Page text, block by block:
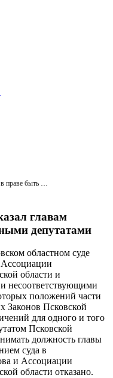
Псковский областной суд отказал главам районов в праве быть народными депутатами
главам
депутатами
областном суде
Ассоциации
области и
несоответствующими
положений части
Законов Псковской
для одного и того
Псковской
должность главы
суда в
и Ассоциации
области отказано.